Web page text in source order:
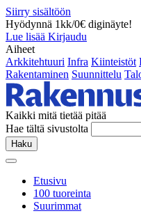
Siirry sisältöön
Hyödynnä 1kk/0€ diginäyte!
Lue lisää Kirjaudu
Aiheet
Arkkitehtuuri Infra Kiinteistöt
Rakentaminen Suunnittelu
Kaikki mitä tietää pitää
Hae tältä sivustolta
Haku
Etusivu
100 tuoreinta
Suurimmat